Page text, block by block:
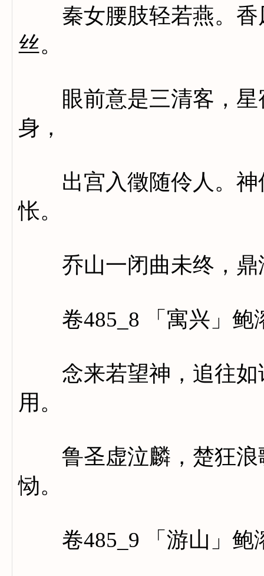
秦女腰肢轻若燕。香
丝。
眼前意是三清客，星
身，
出宫入徵随伶人。神
怅。
乔山一闭曲未终，鼎
卷485_8 「寓兴」鲍
念来若望神，追往如
用。
鲁圣虚泣麟，楚狂浪
恸。
卷485_9 「游山」鲍